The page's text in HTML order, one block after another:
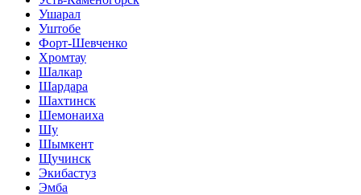
Ушарал
Уштобе
Форт-Шевченко
Хромтау
Шалкар
Шардара
Шахтинск
Шемонаиха
Шу
Шымкент
Щучинск
Экибастуз
Эмба